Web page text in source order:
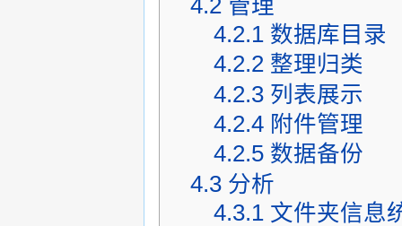
4.2 管理
4.2.1 数据库目录
4.2.2 整理归类
4.2.3 列表展示
4.2.4 附件管理
4.2.5 数据备份
4.3 分析
4.3.1 文件夹信息